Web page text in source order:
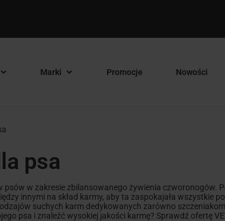
Marki Promocje Nowości
psa
w zakresie zbilansowanego żywienia czworonogów.
innymi na skład karmy, aby ta zaspokajała wszystkie
suchych karm dedykowanych zarówno
psa i znaleźć wysokiej jakości karmę? Sprawdź ofertę